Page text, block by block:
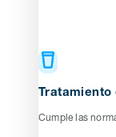
Cumple las